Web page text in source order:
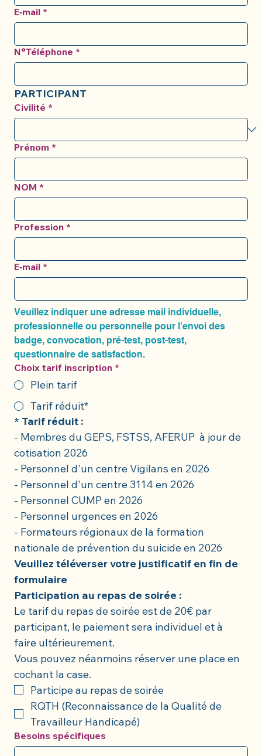
E‑mail *
N°Téléphone *
PARTICIPANT
Civilité *
Prénom *
NOM *
Profession *
E‑mail *
Veuillez indiquer une adresse mail individuelle,
professionnelle ou personnelle pour l'envoi des
badge, convocation, pré-test, post-test,
questionnaire de satisfaction.
Choix tarif inscription *
Plein tarif
Tarif réduit*
* Tarif réduit :
- Membres du GEPS, FSTSS, AFERUP  à jour de
cotisation 2026
- Personnel d'un centre Vigilans en 2026
- Personnel d'un centre 3114 en 2026
- Personnel CUMP en 2026
- Personnel urgences en 2026
- Formateurs régionaux de la formation
nationale de prévention du suicide en 2026
Veuillez téléverser votre justificatif en fin de
Participation au repas de soirée :
Le tarif du repas de soirée est de 20€ par
participant, le paiement sera individuel et à
faire ultérieurement.
Vous pouvez néanmoins réserver une place en
cochant la case.
Participe au repas de soirée
RQTH (Reconnaissance de la Qualité de
Travailleur Handicapé)
Besoins spécifiques